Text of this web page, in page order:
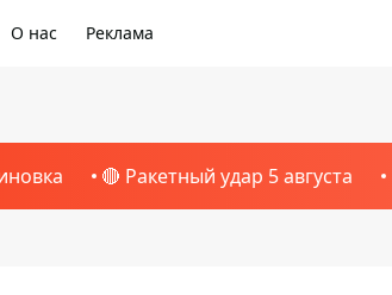
О нас Реклама
🔴 Ракетный удар 5 августа